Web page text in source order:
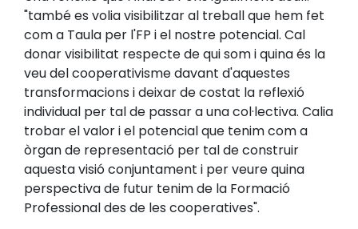
"també es volia visibilitzar al treball que hem fet
com a Taula per l'FP i el nostre potencial. Cal
donar visibilitat respecte de qui som i quina és la
veu del cooperativisme davant d'aquestes
transformacions i deixar de costat la reflexió
individual per tal de passar a una col·lectiva. Calia
trobar el valor i el potencial que tenim com a
òrgan de representació per tal de construir
aquesta visió conjuntament i per veure quina
perspectiva de futur tenim de la Formació
Professional des de les cooperatives".